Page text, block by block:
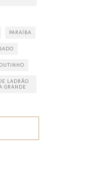
PARAÍBA
LADRÃO
GRANDE